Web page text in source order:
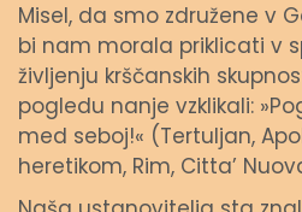
Misel, da smo združene v
bi nam morala priklicati v
življenju krščanskih
pogledu nanje vzklikali:
med seboj!« (Tertuljan,
heretikom, Rim, Citta’